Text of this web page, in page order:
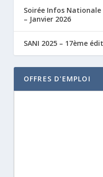
Soirée Infos
– Janvier 2026
SANI 2025 – 17ème
OFFRES D'EMPLOI